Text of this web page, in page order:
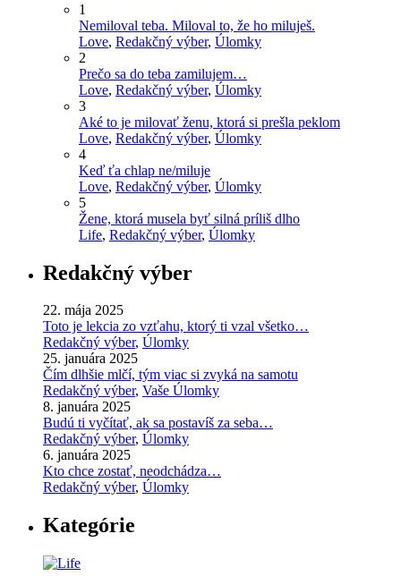
1
Nemiloval teba. Miloval to, že ho miluješ.
Love, Redakčný výber, Úlomky
2
Prečo sa do teba zamilujem…
Love, Redakčný výber, Úlomky
3
Aké to je milovať ženu, ktorá si prešla peklom
Love, Redakčný výber, Úlomky
4
Keď ťa chlap ne/miluje
Love, Redakčný výber, Úlomky
5
Žene, ktorá musela byť silná príliš dlho
Life, Redakčný výber, Úlomky
Redakčný výber
22. mája 2025
Toto je lekcia zo vzťahu, ktorý ti vzal všetko…
Redakčný výber, Úlomky
25. januára 2025
Čím dlhšie mlčí, tým viac si zvyká na samotu
Redakčný výber, Vaše Úlomky
8. januára 2025
Budú ti vyčítať, ak sa postavíš za seba…
Redakčný výber, Úlomky
6. januára 2025
Kto chce zostať, neodchádza…
Redakčný výber, Úlomky
Kategórie